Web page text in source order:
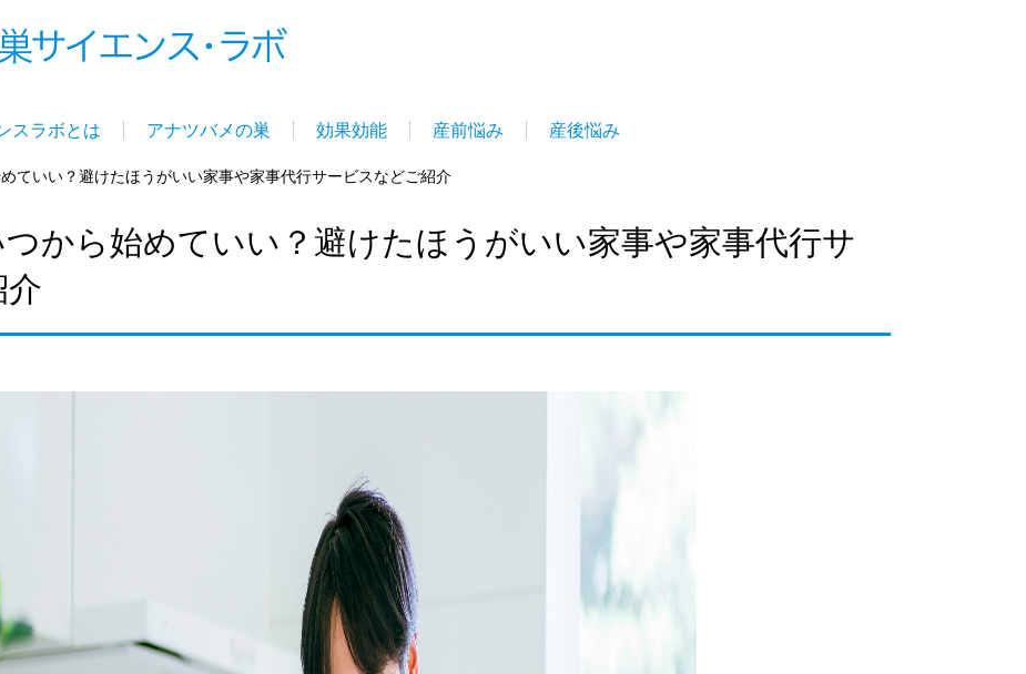
スラボとは アナツバメの巣 効果効能 産前悩み 産後悩み
ていい？避けたほうがいい家事や家事代行サービスなどご紹介
から始めていい？避けたほうがいい家事や家事代行サ